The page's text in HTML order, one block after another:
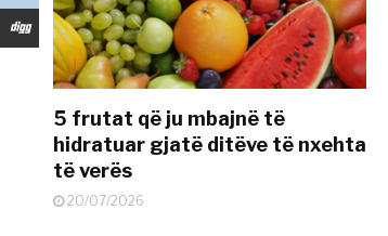
5 frutat që ju mbajnë të
hidratuar gjatë ditëve të nxehta
të verës
20/07/2026